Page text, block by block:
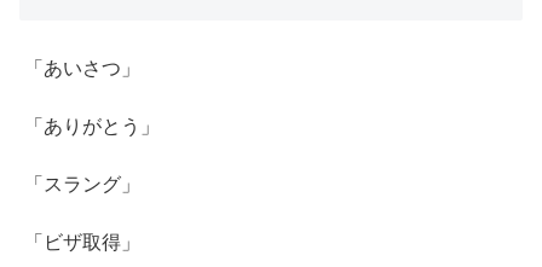
「あいさつ」
「ありがとう」
「スラング」
「ビザ取得」